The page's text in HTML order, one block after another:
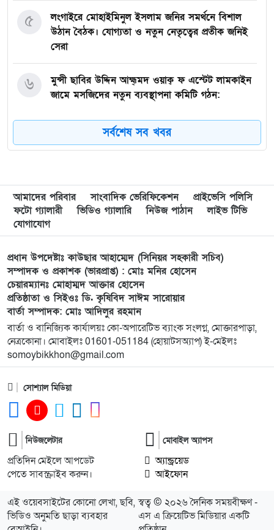
লংগাইরে মোহাইমিনুল ইসলাম জনির সমর্থনে বিশাল
উঠান বৈঠক। যোগ্যতা ও নতুন নেতৃত্বের প্রতীক জনিই
সেরা
৫
মুন্সী ছাবির উদ্দিন আহ্ম্মদ ওয়াক্ ফ এস্টেট লামকাইন
জামে মসজিদের নতুন ব্যবস্থাপনা কমিটি গঠন:
৬
পূর্বধলায় যে বিদ্যালয়ে পড়েছেন, সেই বিদ্যালয়েই এমপি
হিসেবে সংবর্ধিত মানসুরা আলম
আসামি করে থানায় অভিযোগ। ‎
৮
পানছড়িতে শিক্ষা ও ধর্মীয় প্রতিষ্ঠানে বিজিবির অনুদান
প্রদান
৯
সবুজায়নে সেনাবাহিনীর ব্যতিক্রমী উদ্যোগ,
খাগড়াছড়িতে ৩৫ হাজার চারা বিতরণ
১০
নৌকা ডুবে যাওয়ার ঘটনায় ১৮ জন রোহিঙ্গাকে জীবিত
উদ্ধার
১১
দক্ষিণ গফরগাঁও উপজেলা” নয়াবাড়ি মৌজায় অনুমোদন
করায় আনন্দ মিছিল
১২
বালিয়াডাঙ্গীতে বিএনপি স্বেচ্ছাসেবক দলের কর্মী সভা
অনুষ্ঠিত
১৩
গেজেট বাস্তবায়নের দাবি: ১৪৩ নং নয়াবাড়ি মৌজাতেই
দক্ষিণ গফরগাঁও উপজেলার প্রশাসনিক কার্যালয় স্থাপনের
জোর দাবি
১৪
সর্বশেষ সব খবর
আমাদের পরিবার সাংবাদিক ভেরিফিকেশন
প্রাইভেসি পলিসি
ফটো গ্যালারী
ভিডিও গ্যালারি নিউজ পাঠান
লাইভ টিভি
যোগাযোগ
প্রধান উপদেষ্টাঃ কাউছার আহাম্মেদ (সিনিয়র সহকারী সচিব)
সম্পাদক ও প্রকাশক (ভারপ্রাপ্ত) : মোঃ মনির হোসেন
চেয়ারম্যানঃ মোহাম্মদ আক্তার হোসেন
প্রতিষ্ঠাতা ও সিইওঃ ডি. কৃষিবিদ সাঈম সারোয়ার
বার্তা সম্পাদক: মোঃ আদিলুর রহমান
বার্তা ও বানিজ্যিক কার্যালয়ঃ কো-অপারেটিভ ব্যাংক সংলগ্ন, মোক্তারপাড়া,
নেত্রকোনা। মোবাইলঃ 01601-051184 (হোয়াটসঅ্যাপ) ই-মেইলঃ
somoybikkhon@gmail.com
সোশ্যাল মিডিয়া
নিউজলেটার
প্রতিদিন মেইলে আপডেট
পেতে সাবস্ক্রাইব করুন।
মোবাইল অ্যাপস
অ্যান্ড্রয়েড
আইফোন
এই ওয়েবসাইটের কোনো লেখা, ছবি,
ভিডিও অনুমতি ছাড়া ব্যবহার
স্বত্ব © ২০২৬ দৈনিক সময়বীক্ষণ -
এস এ ক্রিয়েটিভ মিডিয়ার একটি